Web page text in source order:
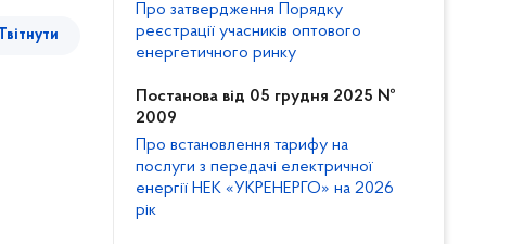
Твітнути
Про затвердження Порядку
реєстрації учасників оптового
енергетичного ринку
Постанова від 05 грудня 2025 №
2009
Про встановлення тарифу на
послуги з передачі електричної
енергії НЕК «УКРЕНЕРГО» на 2026
рік